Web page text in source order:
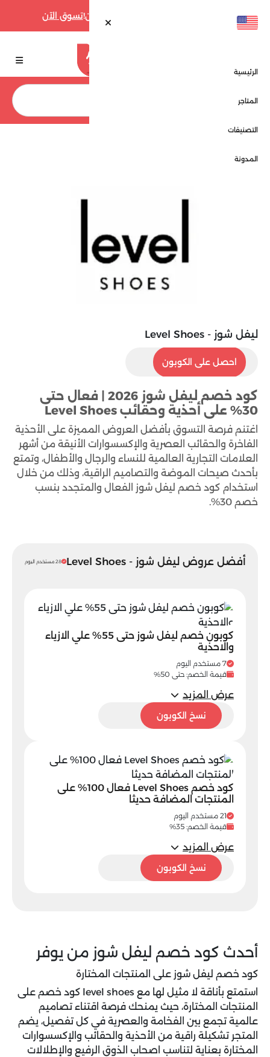
تسوق الآن
الرئيسية
المتاجر
التصنيفات
المدونة
ليفل شوز - Level Shoes
PP61
احصل على الكوبون
كود خصم ليفل شوز 2026 | فعال حتى
30% على أحذية وحقائب Level Shoes
اغتنم فرصة التسوق بأفضل العروض المميزة على الأحذية
الفاخرة والحقائب العصرية والإكسسوارات الأنيقة من أشهر
العلامات التجارية العالمية للنساء والرجال والأطفال، وتمتع
بأحدث صيحات الموضة والتصاميم الراقية، وذلك من خلال
استخدام كود خصم ليفل شوز الفعال والمتجدد بنسب
خصم 30%.
أفضل عروض ليفل شوز - Level Shoes 28 مستخدم اليوم
كوبون خصم ليفل شوز حتى 55% علي الازياء
والاحذية
7 مستخدم اليوم
قيمة الخصم: حتى 50%
عرض المزيد
PP61نسخ الكوبون
كود خصم Level Shoes فعال 100% على
المنتجات المضافة حديثا
21 مستخدم اليوم
قيمة الخصم: 35%
عرض المزيد
PP61نسخ الكوبون
أحدث كود خصم ليفل شوز من يوفر
كود خصم ليفل شوز على المنتجات المختارة
استمتع بأناقة لا مثيل لها مع level shoes كود خصم على
المنتجات المختارة، حيث يمنحك فرصة اقتناء تصاميم
عالمية تجمع بين الفخامة والعصرية في كل تفصيل، يضم
المتجر تشكيلة راقية من الأحذية والحقائب والإكسسوارات
المختارة بعناية لتناسب اصحاب الذوق الرفيع والإطلالات